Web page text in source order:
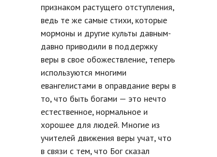
признаком растущего отступления,
ведь те же самые стихи, которые
мормоны и другие культы давным-
давно приводили в поддержку
веры в свое обожествление, теперь
используются многими
евангелистами в оправдание веры в
то, что быть богами — это нечто
естественное, нормальное и
хорошее для людей. Многие из
учителей движения веры учат, что
в связи с тем, что Бог сказал